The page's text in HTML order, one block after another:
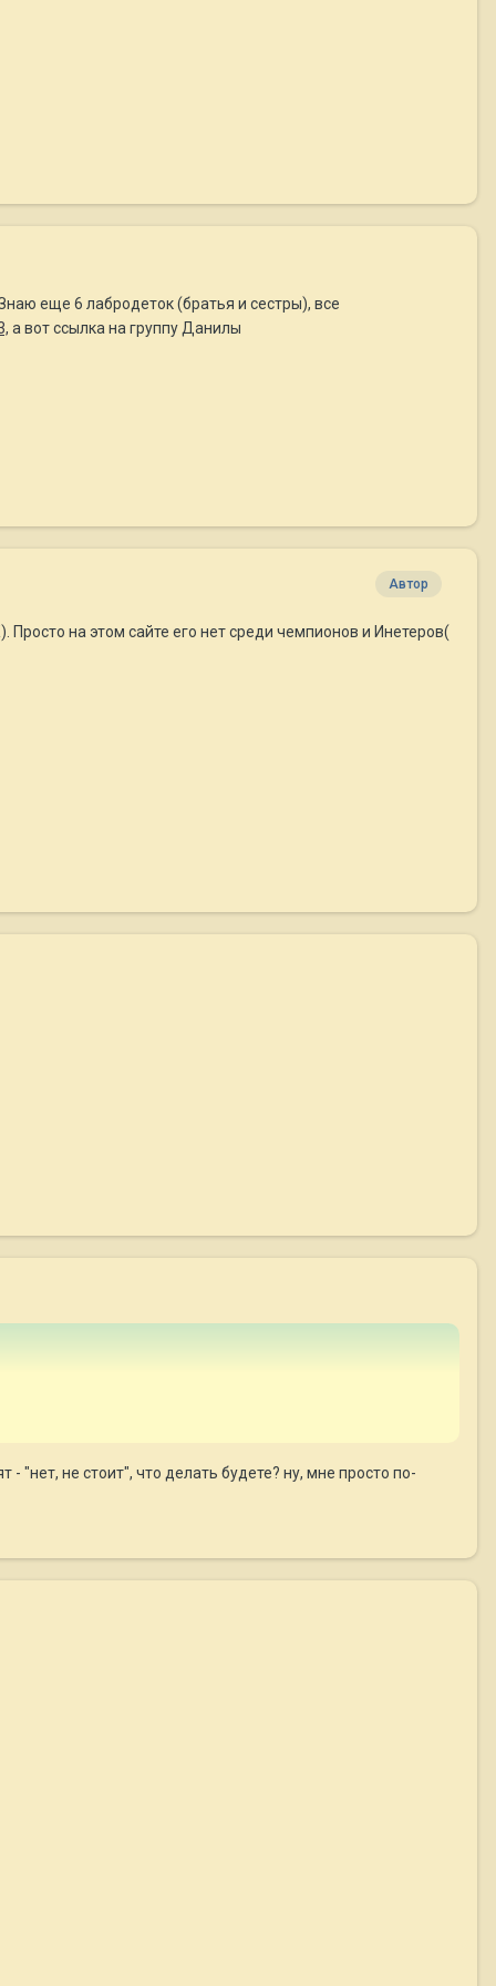
еще 6 лабродеток (братья и сестры), все
а вот ссылка на группу Данилы
Автор
на этом сайте его нет среди чемпионов и Инетеров(
- "нет, не стоит", что делать будете? ну, мне просто по-